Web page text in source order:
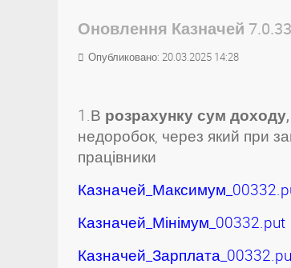
Оновлення Казначей
Опубликовано: 20.03.2025 14:28
1.В розрахунку сум
недоробок, через який при
працівники
Казначей_Мінімум_00332.put